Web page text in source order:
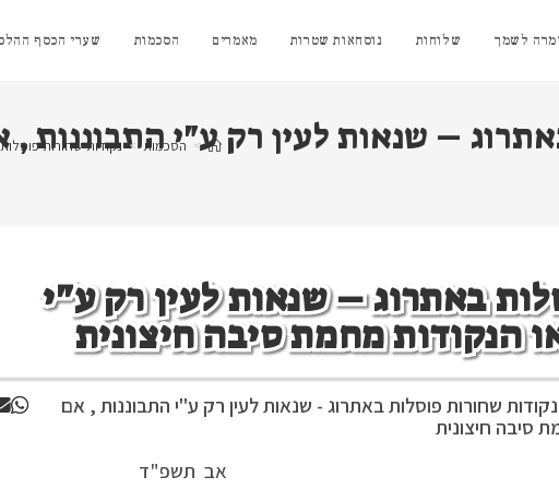
לשמך שלוחות נוסחאות שטרות מאמרים הסכמות שערי הכסף
– שנאות לעין רק ע"י
> הסכמות > נקודות שחורות
באתרוג – שנאות לעין רק ע"י
הנקודות מחמת סיבה חיצונית
נקודות שחורות פוסלות באתרוג - שנאות לעין רק ע"י התבוננות , אם
סיבה חיצונית
תשפ"ד